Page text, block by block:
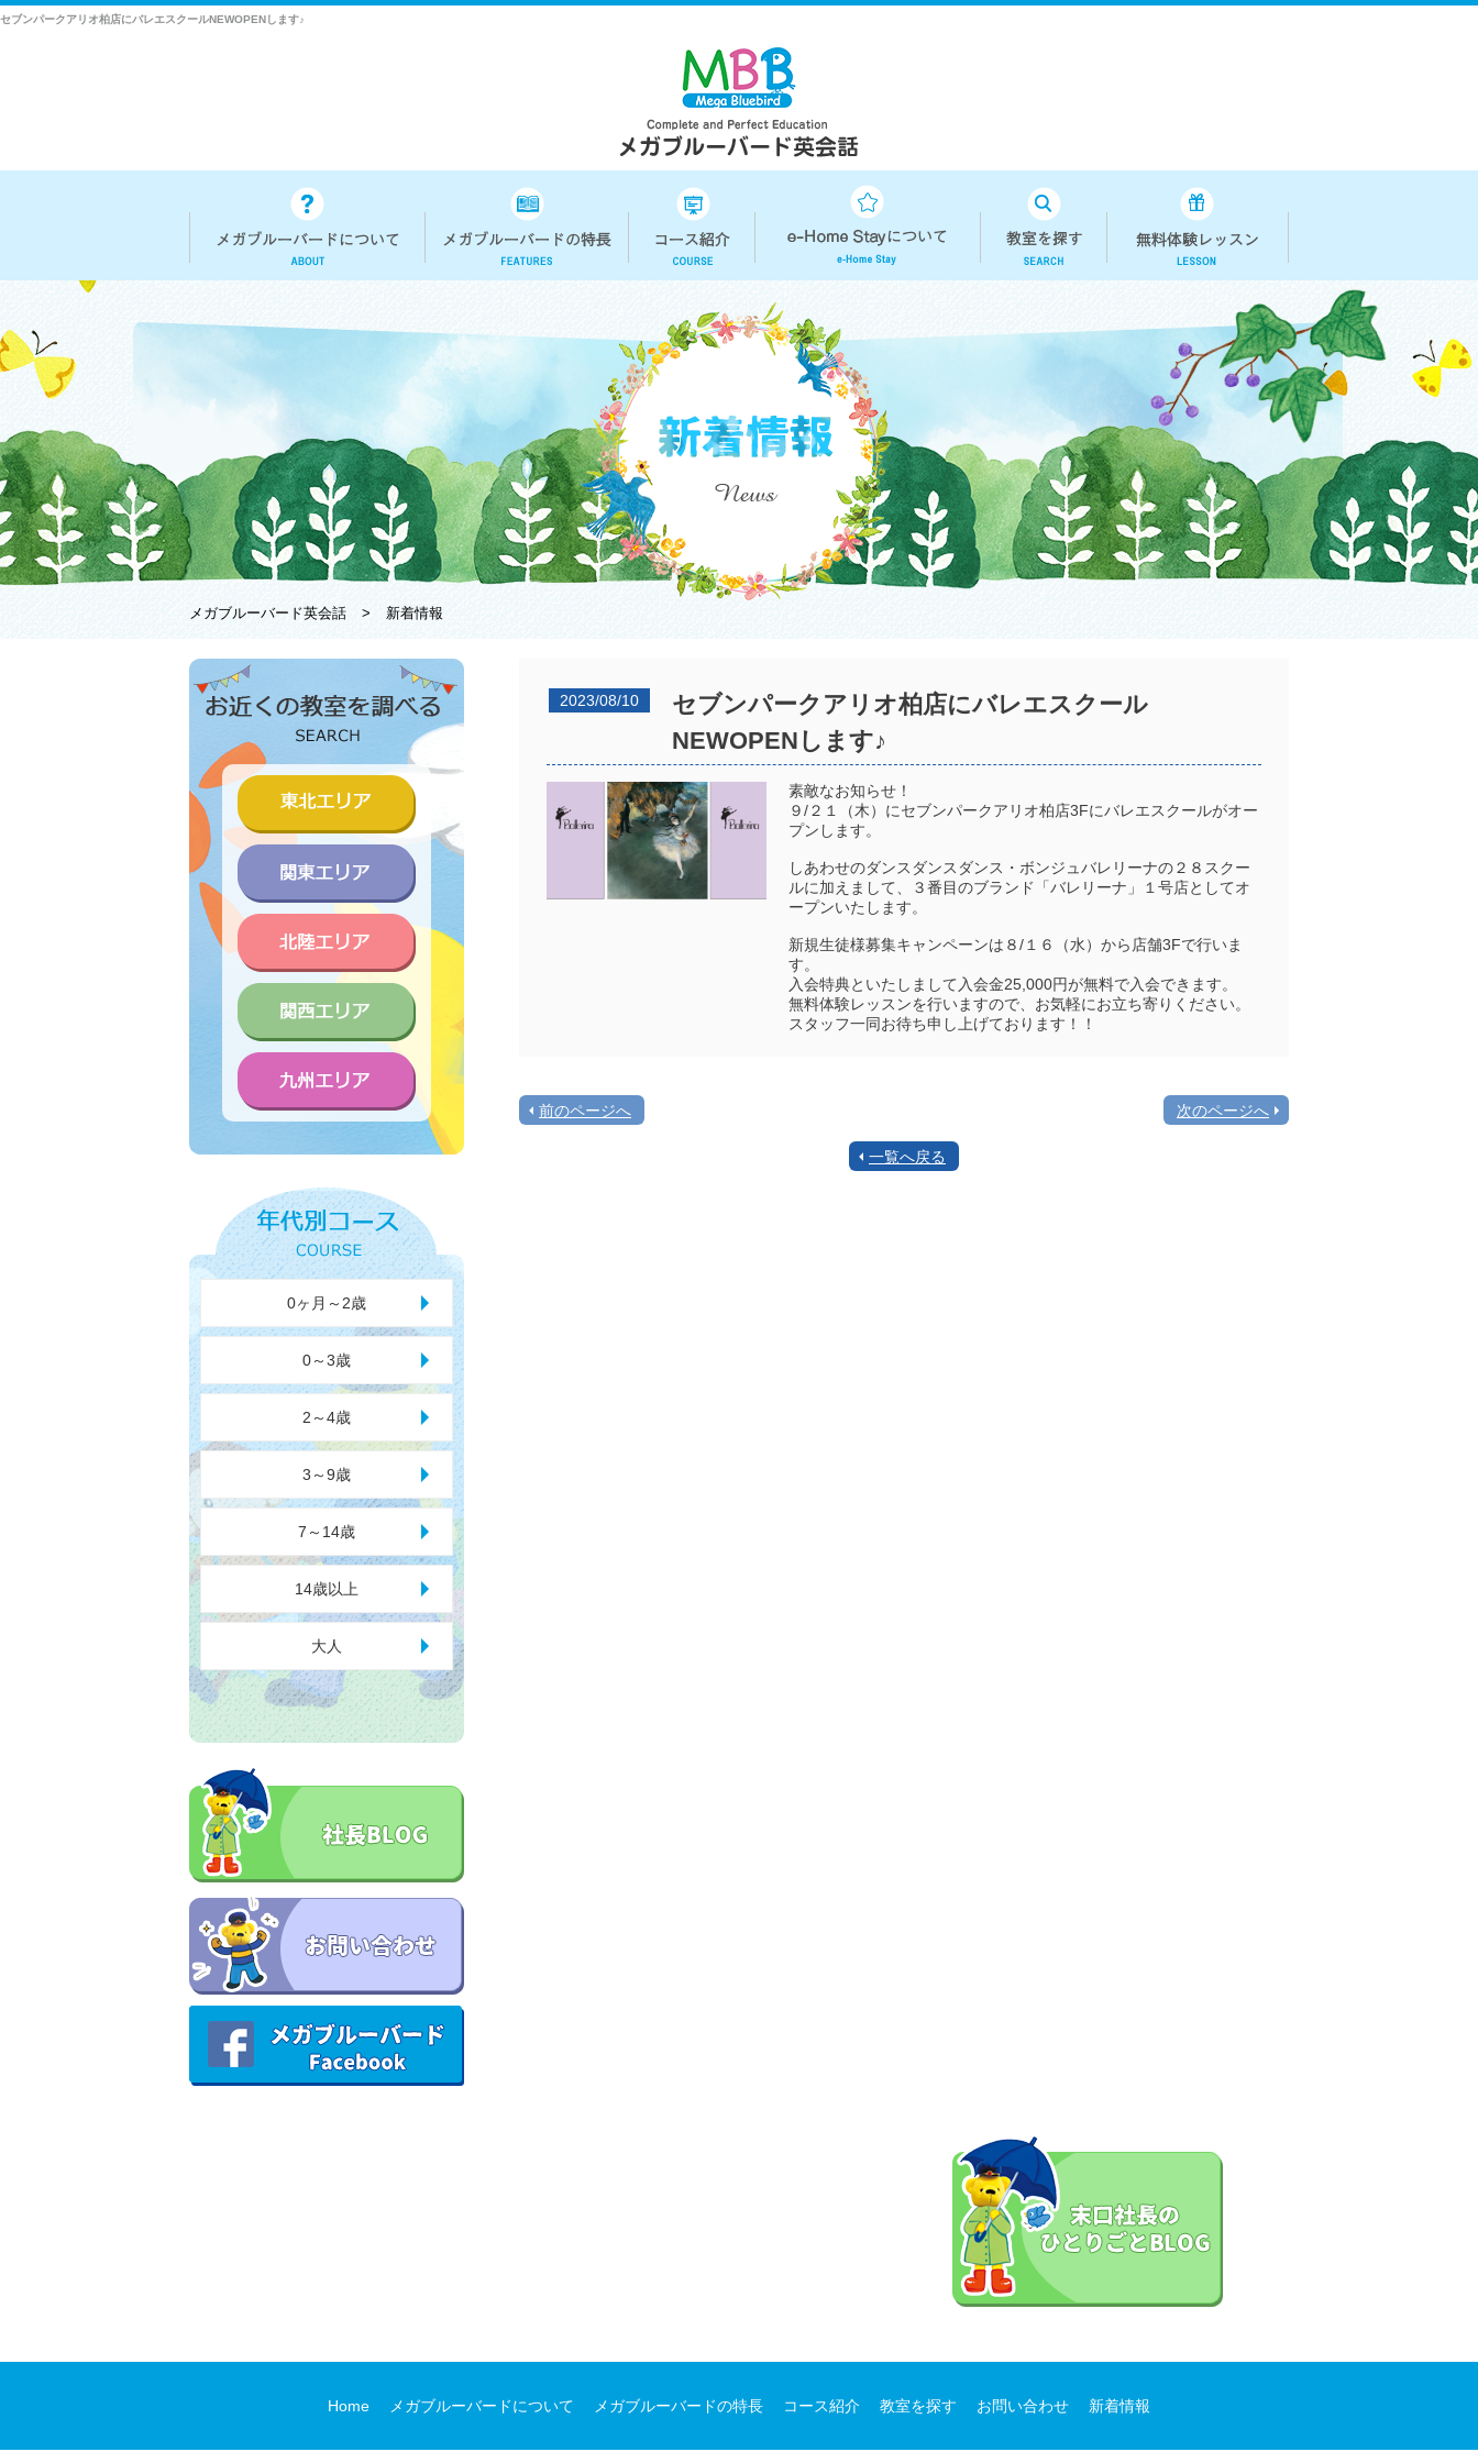
セブンパークアリオ柏店にバレエスクールNEWOPENします♪
メガブルーバード英会話 > 新着情報
2023/08/10
セブンパークアリオ柏店にバレエスクール
NEWOPENします♪
素敵なお知らせ！
９/２１（木）にセブンパークアリオ柏店3Fにバレエスクールがオー
プンします。
しあわせのダンスダンスダンス・ボンジュバレリーナの２８スクー
ルに加えまして、３番目のブランド「バレリーナ」１号店としてオ
ープンいたします。
新規生徒様募集キャンペーンは８/１６（水）から店舗3Fで行いま
す。
入会特典といたしまして入会金25,000円が無料で入会できます。
無料体験レッスンを行いますので、お気軽にお立ち寄りください。
スタッフ一同お待ち申し上げております！！
前のページへ 次のページへ
一覧へ戻る
0ヶ月～2歳
0～3歳
2～4歳
3～9歳
7～14歳
14歳以上
大人
Home メガブルーバードについて メガブルーバードの特長 コース紹介 教室を探す お問い合わせ 新着情報